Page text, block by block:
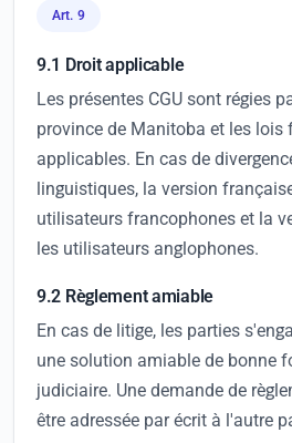
Art. 9
9.1 Droit applicable
Les présentes CGU sont régies
province de Manitoba et les lois
applicables. En cas de
linguistiques, la version
utilisateurs francophones et la
les utilisateurs anglophones.
9.2 Règlement amiable
En cas de litige, les parties
une solution amiable de bonne
judiciaire. Une demande de
être adressée par écrit à l'autre